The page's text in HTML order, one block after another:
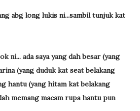
abg long lukis ni...sambil tunjuk kat
ni... ada saya yang dah besar (yang
(yang duduk kat seat belakang
hantu (yang hitam kat belakang
memang macam rupa hantu pun